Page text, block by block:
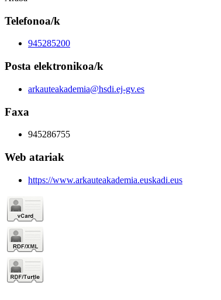
Telefonoa/k
945285200
Posta elektronikoa/k
arkauteakademia@hsdi.ej-gv.es
Faxa
945286755
Web atariak
https://www.arkauteakademia.euskadi.eus